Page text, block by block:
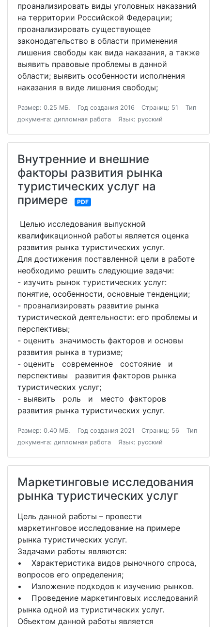
проанализировать виды уголовных наказаний
на территории Российской Федерации;
проанализировать существующее
законодательство в области применения
лишения свободы как вида наказания, а также
выявить правовые проблемы в данной
области; выявить особенности исполнения
наказания в виде лишения свободы;
Размер: 0.25 МБ. Год создания 2016 Страниц: 51
Тип
документа: дипломная работа
Язык: русский
Внутренние и внешние
факторы развития рынка
туристических услуг на
примере
PDF
Целью исследования выпускной
квалификационной работы является оценка
развития рынка туристических услуг.
Для достижения поставленной цели в работе
необходимо решить следующие задачи:
- изучить рынок туристических услуг:
понятие, особенности, основные тенденции;
- проанализировать развитие рынка
туристической деятельности: его проблемы и
перспективы;
- оценить значимость факторов и основы
развития рынка в туризме;
- оценить современное состояние и
перспективы развития факторов рынка
туристических услуг;
- выявить роль и место факторов
развития рынка туристических услуг.
Размер: 0.40 МБ. Год создания 2021 Страниц: 56
Тип
документа: дипломная работа
Язык: русский
Маркетинговые исследования
рынка туристических услуг
Цель данной работы – провести
маркетинговое исследование на примере
рынка туристических услуг.
Задачами работы являются:
• Характеристика видов рыночного спроса,
вопросов его определения;
• Изложение подходов к изучению рынков.
• Проведение маркетинговых исследований
рынка одной из туристических услуг.
Объектом данной работы является